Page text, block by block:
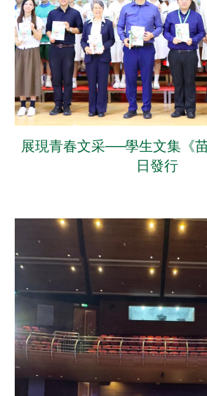
展現青春文采──學生文集《
日發行